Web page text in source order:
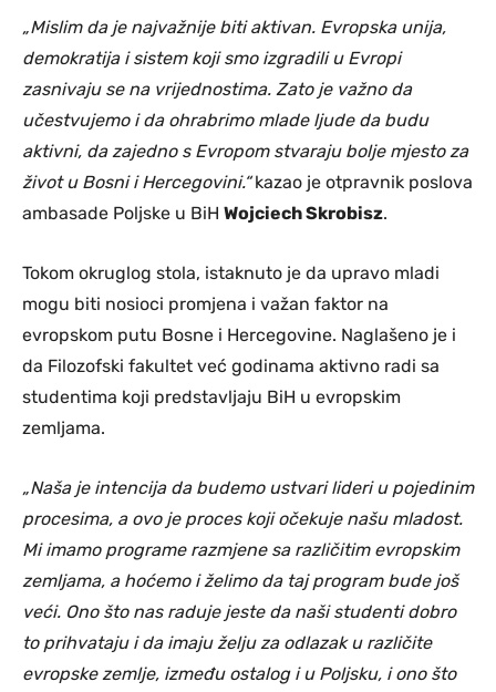
„Mislim da je najvažnije biti aktivan. Evropska unija,
demokratija i sistem koji smo izgradili u Evropi
zasnivaju se na vrijednostima. Zato je važno da
učestvujemo i da ohrabrimo mlade ljude da budu
aktivni, da zajedno s Evropom stvaraju bolje mjesto za
život u Bosni i Hercegovini.“kazao je otpravnik poslova
ambasade Poljske u BiH Wojciech Skrobisz.
Tokom okruglog stola, istaknuto je da upravo mladi
mogu biti nosioci promjena i važan faktor na
evropskom putu Bosne i Hercegovine. Naglašeno je i
da Filozofski fakultet već godinama aktivno radi sa
studentima koji predstavljaju BiH u evropskim
zemljama.
„Naša je intencija da budemo ustvari lideri u pojedinim
procesima, a ovo je proces koji očekuje našu mladost.
Mi imamo programe razmjene sa različitim evropskim
zemljama, a hoćemo i želimo da taj program bude još
veći. Ono što nas raduje jeste da naši studenti dobro
to prihvataju i da imaju želju za odlazak u različite
evropske zemlje, između ostalog i u Poljsku, i ono što